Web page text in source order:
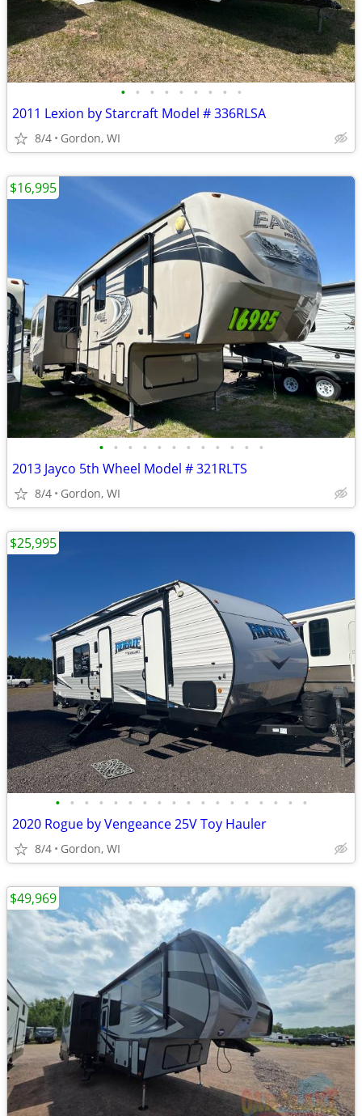
• • • • • • • • •
2011 Lexion by Starcraft Model # 336RLSA
8/4 Gordon, WI
• • • • • • • • • • • •
2013 Jayco 5th Wheel Model # 321RLTS
8/4 Gordon, WI
$16,995
• • • • • • • • • • • • • • • • • •
2020 Rogue by Vengeance 25V Toy Hauler
8/4 Gordon, WI
$25,995
$49,969